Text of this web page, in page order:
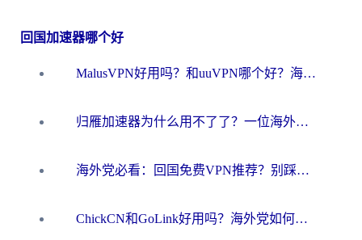
回国加速器哪个好
MalusVPN好用吗？和uuVPN哪个好？海外党无缝访问国内资源的真实对比与选择指南
归雁加速器为什么用不了了？一位海外游子的真实困惑与技术解答
海外党必看：回国免费VPN推荐？别踩坑！教你选对加速器无缝刷国内资源
ChickCN和GoLink好用吗？海外党如何选对回国加速器